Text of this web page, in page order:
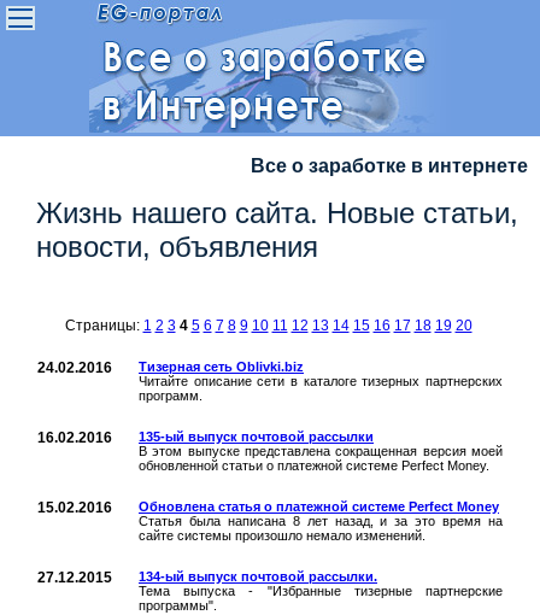
Все о заработке в интернете
Жизнь нашего сайта. Новые статьи,
новости, объявления
Страницы: 1 2 3 4 5 6 7 8 9 10 11 12 13 14 15 16 17 18 19 20
24.02.2016
Тизерная сеть Oblivki.biz
Читайте описание сети в каталоге тизерных партнерских
программ.
16.02.2016
135-ый выпуск почтовой рассылки
В этом выпуске представлена сокращенная версия моей
обновленной статьи о платежной системе Perfect Money.
15.02.2016
Обновлена статья о платежной системе Perfect Money
Статья была написана 8 лет назад, и за это время на
сайте системы произошло немало изменений.
27.12.2015
134-ый выпуск почтовой рассылки.
Тема выпуска - "Избранные тизерные партнерские
программы".